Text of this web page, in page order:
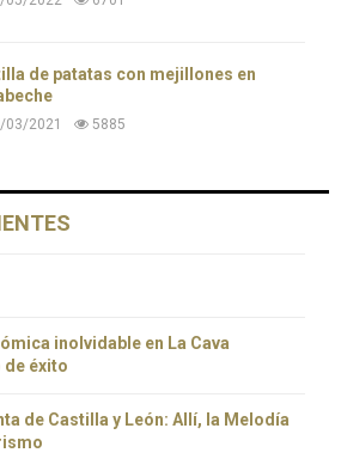
de patatas con mejillones en
03/2021 5885
inolvidable en La Cava
de éxito
de Castilla y León: Allí, la Melodía